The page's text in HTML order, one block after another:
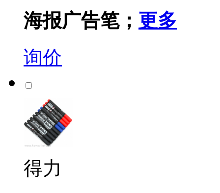
海报广告笔； 更多
询价
得力